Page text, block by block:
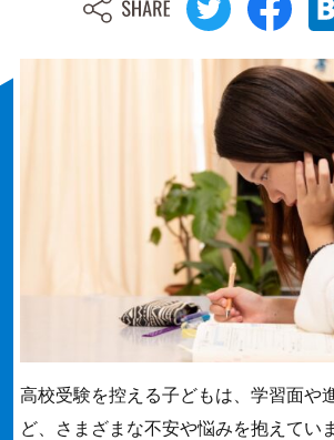
高校受験を控える子どもは、学習面や
ど、さまざまな不安や悩みを抱えてい